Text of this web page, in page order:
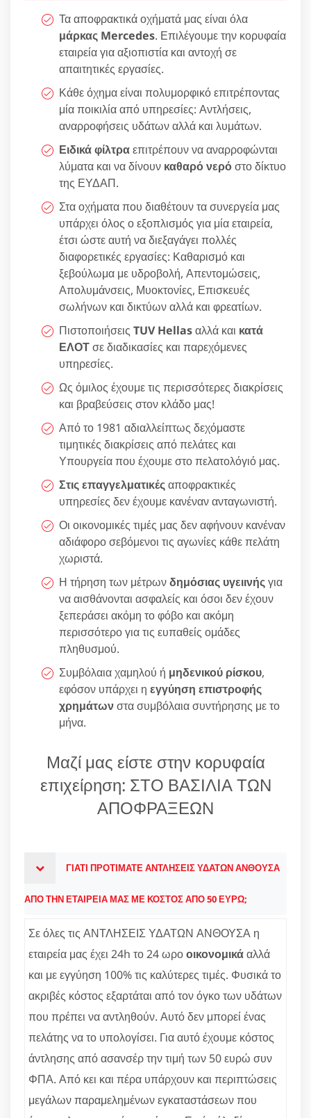
Τα αποφρακτικά οχήματά μας είναι όλα
μάρκας Mercedes. Επιλέγουμε την κορυφαία
εταιρεία για αξιοπιστία και αντοχή σε
απαιτητικές εργασίες.
Κάθε όχημα είναι πολυμορφικό επιτρέποντας
μία ποικιλία από υπηρεσίες: Αντλήσεις,
αναρροφήσεις υδάτων αλλά και λυμάτων.
Ειδικά φίλτραεπιτρέπουν να αναρροφώνται
λύματα και να δίνουν καθαρό νερόστο δίκτυο
της ΕΥΔΑΠ.
Στα οχήματα που διαθέτουν τα συνεργεία μας
υπάρχει όλος ο εξοπλισμός για μία εταιρεία,
έτσι ώστε αυτή να διεξαγάγει πολλές
διαφορετικές εργασίες: Καθαρισμό και
ξεβούλωμα με υδροβολή, Απεντομώσεις,
Απολυμάνσεις, Μυοκτονίες, Επισκευές
σωλήνων και δικτύων αλλά και φρεατίων.
Πιστοποιήσεις TUV Hellasαλλά και κατά
ΕΛΟΤσε διαδικασίες και παρεχόμενες
υπηρεσίες.
Ως όμιλος έχουμε τις περισσότερες διακρίσεις
και βραβεύσεις στον κλάδο μας!
Από το 1981 αδιαλλείπτως δεχόμαστε
τιμητικές διακρίσεις από πελάτες και
Υπουργεία που έχουμε στο πελατολόγιό μας.
Στις επαγγελματικέςαποφρακτικές
υπηρεσίες δεν έχουμε κανέναν ανταγωνιστή.
Οι οικονομικές τιμές μας δεν αφήνουν κανέναν
αδιάφορο σεβόμενοι τις αγωνίες κάθε πελάτη
χωριστά.
Η τήρηση των μέτρωνδημόσιας υγειινήςγια
να αισθάνονται ασφαλείς και όσοι δεν έχουν
ξεπεράσει ακόμη το φόβο και ακόμη
περισσότερο για τις ευπαθείς ομάδες
πληθυσμού.
Συμβόλαια χαμηλού ή μηδενικού ρίσκου,
εφόσον υπάρχει η εγγύηση επιστροφής
χρημάτωνστα συμβόλαια συντήρησης με το
μήνα.
Μαζί μας είστε στην κορυφαία
επιχείρηση: ΣΤΟ ΒΑΣΙΛΙΑ ΤΩΝ
ΑΠΟΦΡΑΞΕΩΝ
ΓΙΑΤΙ ΠΡΟΤΙΜΑΤΕ ΑΝΤΛΗΣΕΙΣ ΥΔΑΤΩΝ ΑΝΘΟΥΣΑ
ΑΠΟ ΤΗΝ ΕΤΑΙΡΕΙΑ ΜΑΣ ΜΕ ΚΟΣΤΟΣ ΑΠΟ 50 ΕΥΡΩ;
Σε όλες τις ΑΝΤΛΗΣΕΙΣ ΥΔΑΤΩΝ ΑΝΘΟΥΣΑ η
εταιρεία μας έχει 24h το 24 ωροοικονομικάαλλά
και με εγγύηση 100% τις καλύτερες τιμές. Φυσικά το
ακριβές κόστος εξαρτάται από τον όγκο των υδάτων
που πρέπει να αντληθούν. Αυτό δεν μπορεί ένας
πελάτης να το υπολογίσει. Για αυτό έχουμε κόστος
άντλησης από ασανσέρ την τιμή των 50 ευρώ συν
ΦΠΑ. Από κει και πέρα υπάρχουν και περιπτώσεις
μεγάλων παραμελημένων εγκαταστάσεων που